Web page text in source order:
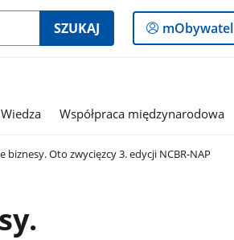
SZUKAJ
Logowanie
do
mObywatel
Wiedza Współpraca międzynarodowa
biznesy. Oto zwycięzcy 3. edycji NCBR-NAP